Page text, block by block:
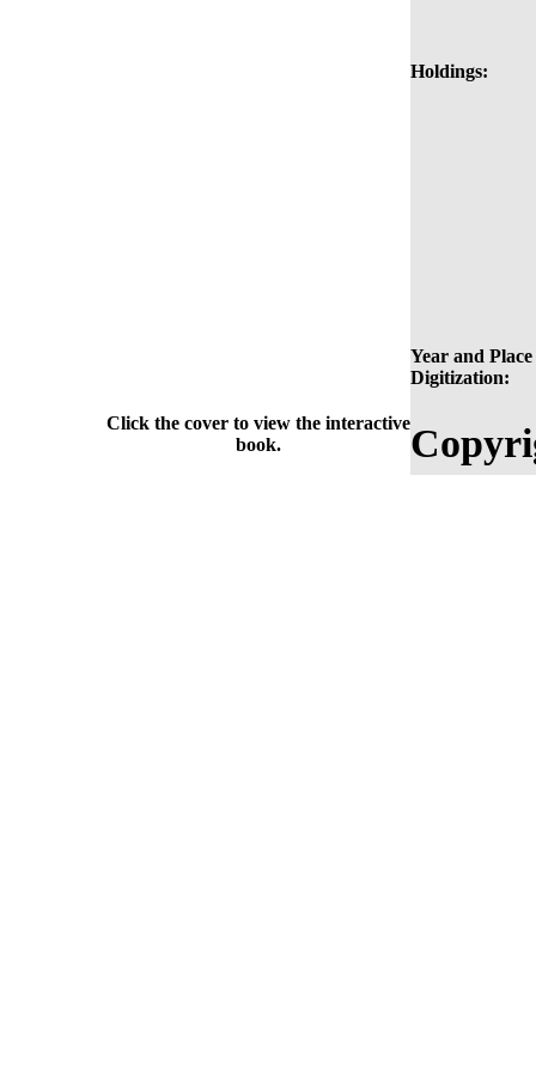
Holdings:
Year and
Digitization:
Click the cover to view the interactive
book.